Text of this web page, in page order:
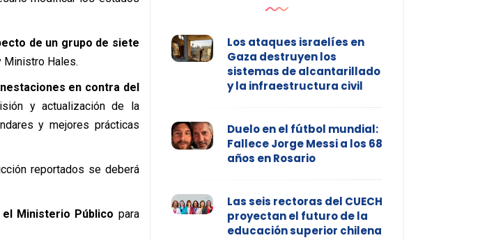
de un grupo de siete
Ministro Hales.
en contra del
y actualización de la
y mejores prácticas
reportados se deberá
Ministerio Público para
Los ataques israelíes en
Gaza destruyen los
sistemas de alcantarillado
y la infraestructura civil
Duelo en el fútbol mundial:
Fallece Jorge Messi a los 68
años en Rosario
Las seis rectoras del CUECH
proyectan el futuro de la
educación superior chilena